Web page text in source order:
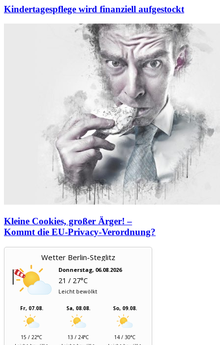
Kindertagespflege wird finanziell aufgestockt
Kleine Cookies, großer Ärger! –
Kommt die EU-Privacy-Verordnung?
Wetter Berlin-Steglitz
Donnerstag, 06.08.2026
21 / 27°C
Leicht bewölkt
Fr, 07.08.
15 / 22°C
Sa, 08.08.
13 / 24°C
So, 09.08.
14 / 30°C